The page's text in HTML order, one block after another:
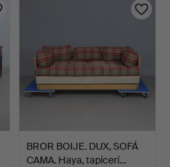
BROR BOIJE. DUX, SOFÁ
CAMA. Haya, tapicerí…